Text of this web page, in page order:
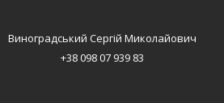
Виноградський Сергій Миколайович
+38 098 07 939 83